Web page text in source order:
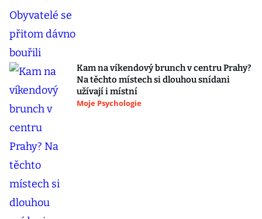
Kam na víkendový brunch v centru Prahy?
Na těchto místech si dlouhou snídani
užívají i místní
Moje Psychologie